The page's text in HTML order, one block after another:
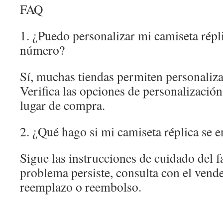
FAQ
1. ¿Puedo personalizar mi camiseta
número?
Sí, muchas tiendas permiten
Verifica las opciones de
lugar de compra.
2. ¿Qué hago si mi camiseta réplica se
Sigue las instrucciones de cuidado del
problema persiste, consulta con el
reemplazo o reembolso.